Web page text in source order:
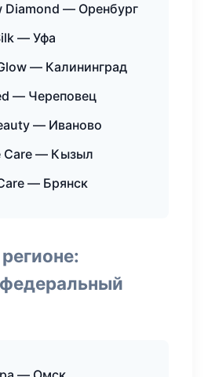
Diamond — Оренбург
— Уфа
— Калининград
— Череповец
— Иваново
Care — Кызыл
— Брянск